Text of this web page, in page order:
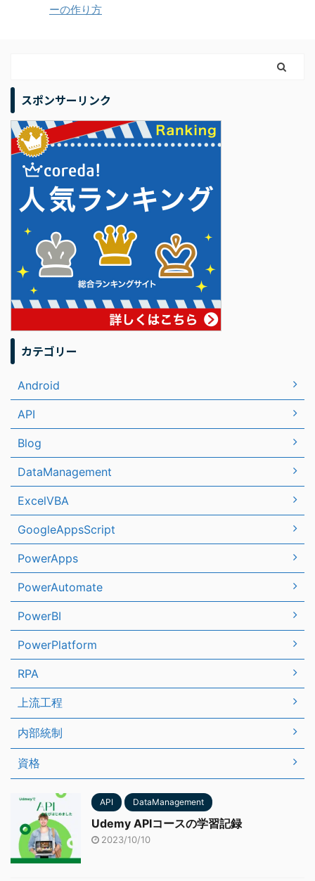
ーの作り方
スポンサーリンク
カテゴリー
Android
API
Blog
DataManagement
ExcelVBA
GoogleAppsScript
PowerApps
PowerAutomate
PowerBI
PowerPlatform
RPA
上流工程
内部統制
資格
API DataManagement
Udemy APIコースの学習記録
2023/10/10